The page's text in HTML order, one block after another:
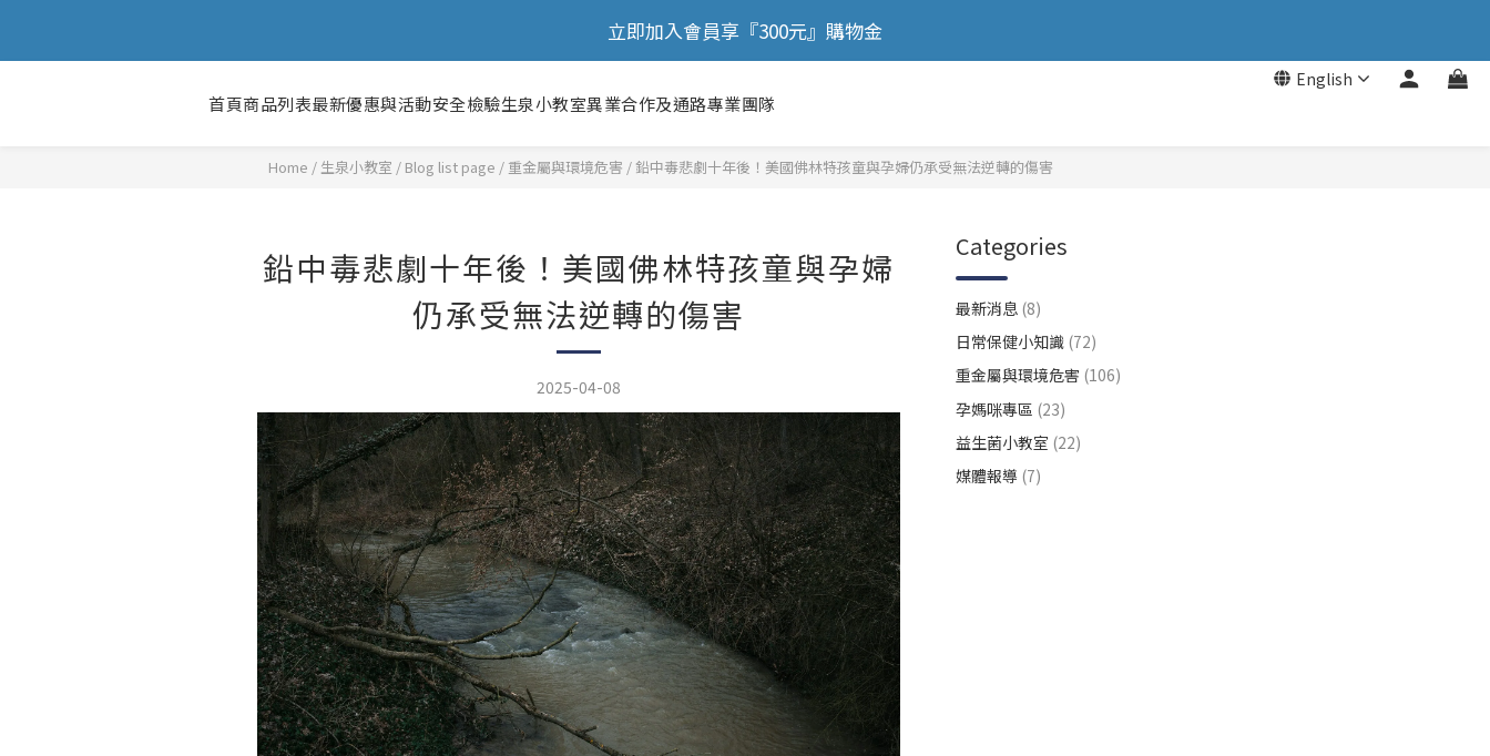
🎉 歡慶88節，滿額送膠原蛋白正貨！！
立即加入會員享『300元』購物金
🎉 歡慶88節，滿額送膠原蛋白正貨！！ English
首頁商品列表最新優惠與活動安全檢驗生泉小教室異業合作及通路專業團隊
Home / Blog list page / 重金屬與環境危害 /鉛中毒悲劇十年後！美國佛林特孩童與孕婦仍承受無法逆轉的傷害
鉛中毒悲劇十年後！美國佛林特孩童與孕婦
仍承受無法逆轉的傷害
2025-04-08
Categories
最新消息 (8)
日常保健小知識 (72)
重金屬與環境危害 (106)
孕媽咪專區 (23)
益生菌小教室 (22)
媒體報導 (7)